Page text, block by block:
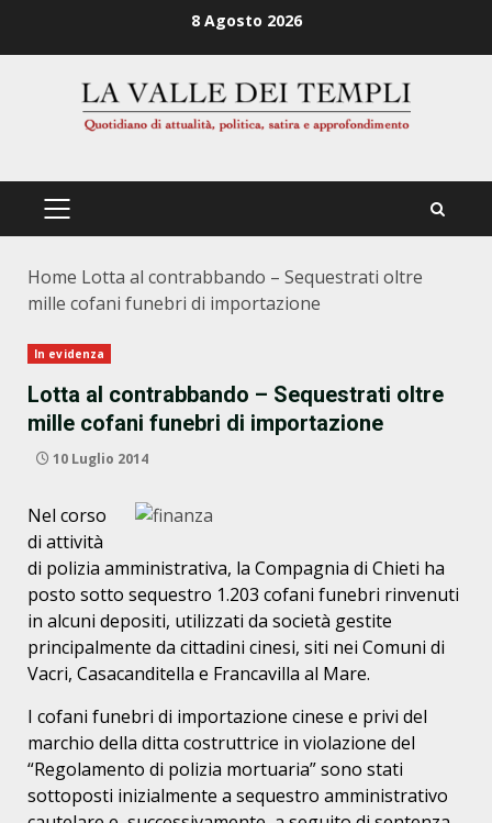
8 Agosto 2026
PRIMÄRES
Home Lotta al contrabbando – Sequestrati oltre
mille cofani funebri di importazione
In evidenza
Lotta al contrabbando – Sequestrati oltre
mille cofani funebri di importazione
10 Luglio 2014
Nel corso
di attività
di polizia amministrativa, la Compagnia di Chieti ha
posto sotto sequestro 1.203 cofani funebri rinvenuti
in alcuni depositi, utilizzati da società gestite
principalmente da cittadini cinesi, siti nei Comuni di
Vacri, Casacanditella e Francavilla al Mare.
I cofani funebri di importazione cinese e privi del
marchio della ditta costruttrice in violazione del
“Regolamento di polizia mortuaria” sono stati
sottoposti inizialmente a sequestro amministrativo